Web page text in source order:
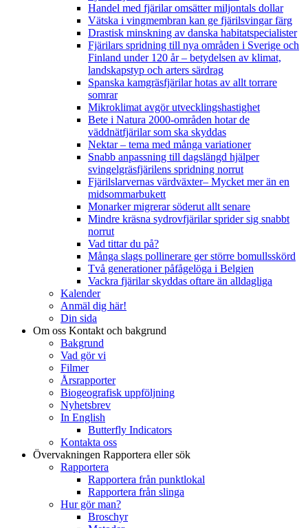
Handel med fjärilar omsätter miljontals dollar
Vätska i vingmembran kan ge fjärilsvingar färg
Drastisk minskning av danska habitatspecialister
Fjärilars spridning till nya områden i Sverige och
Finland under 120 år– betydelsen av klimat,
landskapstyp och arters särdrag
Spanska kamgräsfjärilar hotas av allt torrare
somrar
Mikroklimat avgör utvecklingshastighet
Bete i Natura 2000-områden hotar de
väddnätfjärilar som ska skyddas
Nektar – tema med många variationer
Snabb anpassning till dagslängd hjälper
svingelgräsfjärilens spridning norrut
Fjärilslarvernas värdväxter– Mycket mer än en
midsommarbukett
Monarker migrerar söderut allt senare
Mindre kräsna sydrovfjärilar sprider sig snabbt
norrut
Vad tittar du på?
Många slags pollinerare ger större bomullsskörd
Två generationer påfågelöga i Belgien
Vackra fjärilar skyddas oftare än alldagliga
Kalender
Anmäl dig här!
Din sida
Om oss Kontakt och bakgrund
Bakgrund
Vad gör vi
Filmer
Årsrapporter
Biogeografisk uppföljning
Nyhetsbrev
In English
Butterfly Indicators
Kontakta oss
Övervakningen Rapportera eller sök
Rapportera
Rapportera från punktlokal
Rapportera från slinga
Hur gör man?
Broschyr